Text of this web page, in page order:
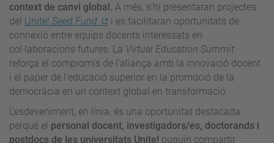
context de canvi global. A més, s’hi presentaran projectes
del Unite! Seed Fund
i es facilitaran oportunitats de
connexió entre equips docents interessats en
col·laboracions futures. La Virtual Education Summit
reforça el compromís de l’aliança amb la innovació docent
i el paper de l’educació superior en la promoció de la
democràcia en un context global en transformació.
L’esdeveniment, en línia, és una oportunitat destacada
perquè el personal docent, investigadors/es, doctorands i
postdocs de les universitats Unite! puguin compartir